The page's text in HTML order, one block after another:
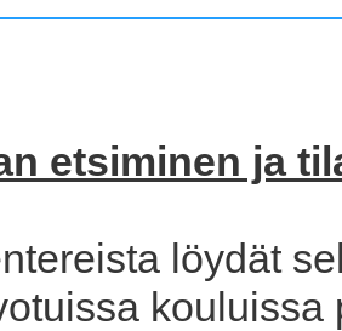
etsiminen ja
löydät